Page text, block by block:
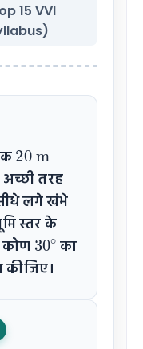
15 VVI
20
तरह
लगे खंभे
स्तर के
कोण
30∘
का
कीजिए।